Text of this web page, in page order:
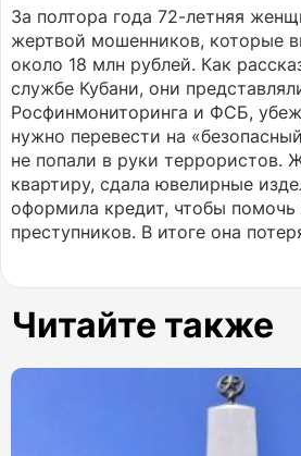
За полтора года 72-летняя
жертвой мошенников, которые
около 18 млн рублей. Как
службе Кубани, они
Росфинмониторинга и ФСБ,
нужно перевести на
не попали в руки террористов.
квартиру, сдала ювелирные
оформила кредит, чтобы помочь
преступников. В итоге она
Читайте также